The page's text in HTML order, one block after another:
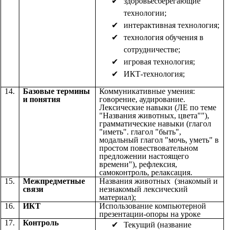
технологии;
интерактивная технология;
технология обучения в
сотрудничестве;
игровая технология;
ИКТ-технология;
14.
Базовые термины
и понятия
Коммуникативные умения:
говорение, аудирование.
Лексические навыки (ЛЕ по теме
"Названия животных, цвета""),
грамматические навыки (глагол
"иметь". глагол "быть",
модальный глагол "мочь, уметь" в
простом повествовательном
предложении настоящего
времени"), рефлексия,
самоконтроль, релаксация.
15.
Межпредметные
связи
Названия животных (знакомый и
незнакомый лексический
материал);
16.
ИКТ
Использование компьютерной
презентации-опоры на уроке
17.
Контроль
Текущий (название